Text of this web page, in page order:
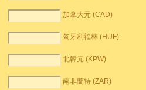
加拿大元 (CAD)
匈牙利福林 (HUF)
北韓元 (KPW)
南非蘭特 (ZAR)